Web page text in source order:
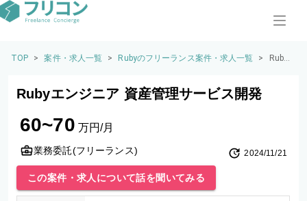
TOP > 案件・求人一覧 > Rubyのフリーランス案件・求人一覧 >
Ruby
発
Rubyエンジニア 資産管理サービス開発
60~70 万円/月
業務委託(フリーランス) 2024/11/21
この案件・求人について話を聞いてみる